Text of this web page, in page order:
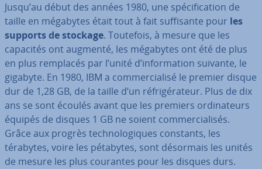
Jusqu’au début des années 1980, une spé­ci­fi­ca­tion de
taille en mégabytes était tout à fait suf­fi­sante pour les
supports de stockage. Toutefois, à mesure que les
capacités ont augmenté, les mégabytes ont été de plus
en plus remplacés par l’unité d’in­for­ma­tion suivante, le
gigabyte. En 1980, IBM a com­mer­cia­lisé le premier disque
dur de 1,28 GB, de la taille d’un ré­fri­gé­ra­teur. Plus de dix
ans se sont écoulés avant que les premiers or­di­na­teurs
équipés de disques 1 GB ne soient com­mer­cia­li­sés.
Grâce aux progrès tech­no­lo­giques constants, les
térabytes, voire les pétabytes, sont désormais les unités
de mesure les plus courantes pour les disques durs.